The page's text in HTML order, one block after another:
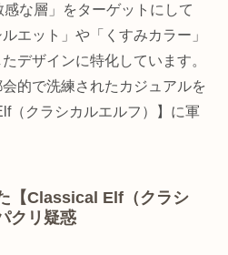
な層」をターゲットにして
エット」や「くすみカラー」
デザインに特化しています。
的で洗練されたカジュアルを
（クラシカルエルフ）】に軍
【Classical Elf（クラシ
クリ疑惑